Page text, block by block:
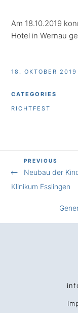
Am 18.10.2019
Hotel in Wernau
18. OKTOBER 2019
CATEGORIES
RICHTFEST
Previous
Post
PREVIOUS
Neubau der
Klinikum Esslingen
Post